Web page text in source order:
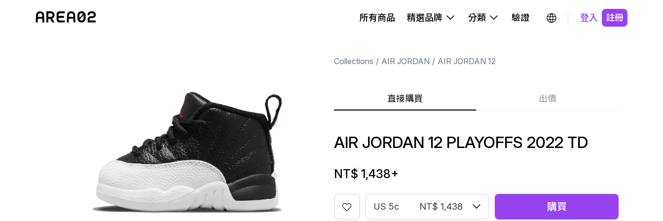
所有商品 精選品牌 分類 驗證 登入 註冊
Collections AIR JORDAN AIR JORDAN 12
直接購買 出價
AIR JORDAN 12 PLAYOFFS 2022 TD
NT$ 1,438+
US 5c NT$ 1,438 購買